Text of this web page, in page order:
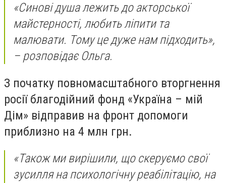
«Синові душа лежить до акторської
майстерності, любить ліпити та
малювати. Тому це дуже нам підходить»,
– розповідає Ольга.
З початку повномасштабного вторгнення
росії благодійний фонд «Україна – мій
Дім» відправив на фронт допомоги
приблизно на 4 млн грн.
«Також ми вирішили, що скеруємо свої
зусилля на психологічну реабілітацію, на